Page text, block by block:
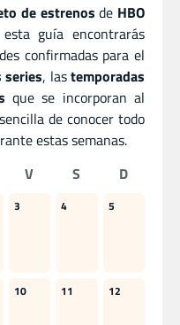
de estrenos de HBO
guía encontrarás
confirmadas para el
series, lastemporadas
que se incorporan al
de conocer todo
estas semanas.
V S D
3 4 5
10 11 12